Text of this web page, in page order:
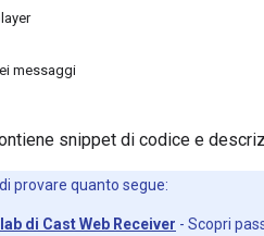
messaggi
snippet di codice e
provare quanto segue:
di Cast Web Receiver - Scopri